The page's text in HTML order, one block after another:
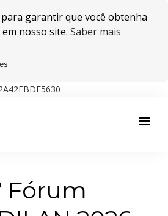
garantir que você obtenha
nosso site. Saber mais
menu
Fórum